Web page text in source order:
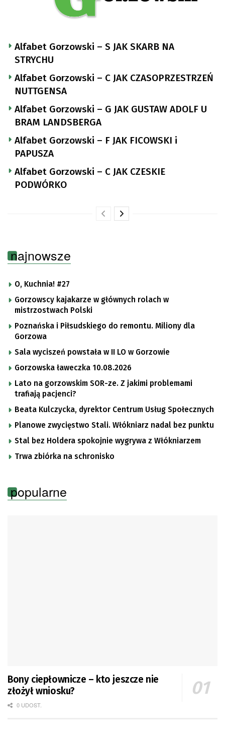
Alfabet Gorzowski – S JAK SKARB NA
STRYCHU
Alfabet Gorzowski – C JAK CZASOPRZESTRZEŃ
NUTTGENSA
Alfabet Gorzowski – G JAK GUSTAW ADOLF U
BRAM LANDSBERGA
Alfabet Gorzowski – F JAK FICOWSKI i
PAPUSZA
Alfabet Gorzowski – C JAK CZESKIE
PODWÓRKO
najnowsze
O, Kuchnia! #27
Gorzowscy kajakarze w głównych rolach w
mistrzostwach Polski
Poznańska i Piłsudskiego do remontu. Miliony dla
Gorzowa
Sala wyciszeń powstała w II LO w Gorzowie
Gorzowska ławeczka 10.08.2026
Lato na gorzowskim SOR-ze. Z jakimi problemami
trafiają pacjenci?
Beata Kulczycka, dyrektor Centrum Usług Społecznych
Planowe zwycięstwo Stali. Włókniarz nadal bez punktu
Stal bez Holdera spokojnie wygrywa z Włókniarzem
Trwa zbiórka na schronisko
popularne
Bony ciepłownicze – kto jeszcze nie
złożył wniosku?
0 UDOST.